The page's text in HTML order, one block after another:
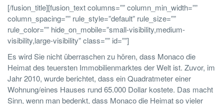
[/fusion_title][fusion_text columns=”” column_min_width=””
column_spacing=”” rule_style=”default” rule_size=””
rule_color=”” hide_on_mobile=”small-visibility,medium-
visibility,large-visibility” class=”” id=””]
Es wird Sie nicht überraschen zu hören, dass Monaco die
Heimat des teuersten Immobilienmarktes der Welt ist. Zuvor, im
Jahr 2010, wurde berichtet, dass ein Quadratmeter einer
Wohnung/eines Hauses rund 65.000 Dollar kostete. Das macht
Sinn, wenn man bedenkt, dass Monaco die Heimat so vieler